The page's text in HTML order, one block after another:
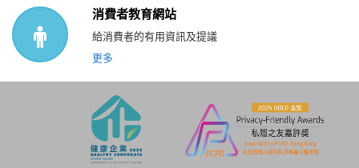
消費者教育網站
給消費者的有用資訊及提議
更多